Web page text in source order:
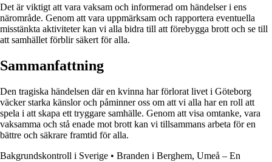
Det är viktigt att vara vaksam och informerad om händelser i ens
närområde. Genom att vara uppmärksam och rapportera eventuella
misstänkta aktiviteter kan vi alla bidra till att förebygga brott och se till
att samhället förblir säkert för alla.
Sammanfattning
Den tragiska händelsen där en kvinna har förlorat livet i Göteborg
väcker starka känslor och påminner oss om att vi alla har en roll att
spela i att skapa ett tryggare samhälle. Genom att visa omtanke, vara
vaksamma och stå enade mot brott kan vi tillsammans arbeta för en
bättre och säkrare framtid för alla.
Bakgrundskontroll i Sverige • Branden i Berghem, Umeå – En